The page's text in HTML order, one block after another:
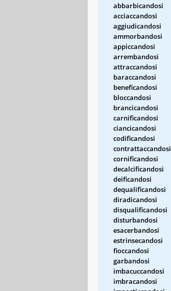
abbarbicandosi
acciaccandosi
aggiudicandosi
ammorbandosi
appiccandosi
arrembandosi
attraccandosi
baraccandosi
beneficandosi
bloccandosi
brancicandosi
carnificandosi
ciancicandosi
codificandosi
contrattaccandosi
cornificandosi
decalcificandosi
deificandosi
dequalificandosi
diradicandosi
disqualificandosi
disturbandosi
esacerbandosi
estrinsecandosi
fioccandosi
garbandosi
imbacuccandosi
imbracandosi